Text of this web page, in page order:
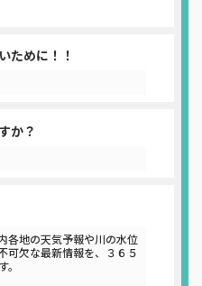
ために！！
か？
各地の天気予報や川の水位
可欠な最新情報を、３６５